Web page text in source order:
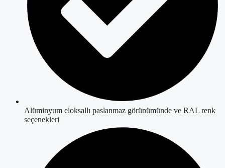
Alüminyum eloksallı paslanmaz görünümünde ve RAL renk
seçenekleri